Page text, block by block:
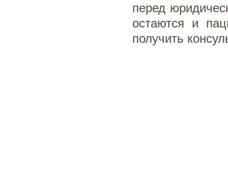
перед
остаются и
получить